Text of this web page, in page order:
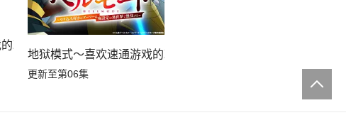
玩家在废设定异世界无双～第二季
地狱模式～喜欢速通游戏的玩家在废设定异世界无双～第2季
更新至第06集